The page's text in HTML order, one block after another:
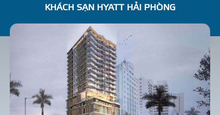
BẢO TÀNG LỊCH SỬ QUÂN SỰ VIỆT NAM
KHÁCH SẠN HYATT HẢI PHÒNG